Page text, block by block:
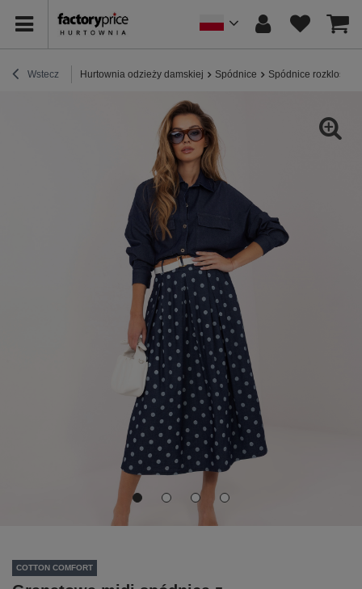
Wstecz Hurtownia odzieży damskiej Spódnice Spódnice
COTTON COMFORT